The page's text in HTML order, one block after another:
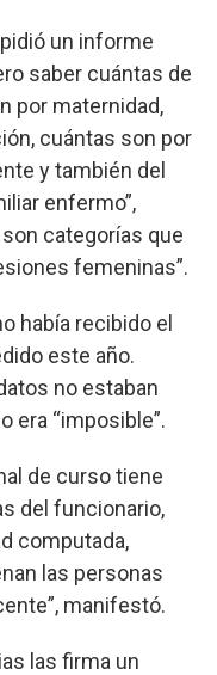
un informe
saber cuántas de
por maternidad,
cuántas son por
y también del
enfermo”,
categorías que
femeninas”.
había recibido el
este año.
no estaban
era “imposible”.
de curso tiene
del funcionario,
computada,
las personas
manifestó.
las firma un